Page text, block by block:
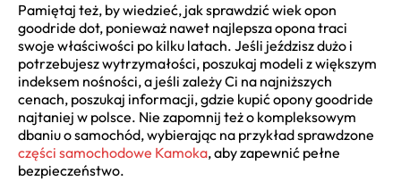
Pamiętaj też, by wiedzieć, jak sprawdzić wiek opon
goodride dot, ponieważ nawet najlepsza opona traci
swoje właściwości po kilku latach. Jeśli jeździsz dużo i
potrzebujesz wytrzymałości, poszukaj modeli z większym
indeksem nośności, a jeśli zależy Ci na najniższych
cenach, poszukaj informacji, gdzie kupić opony goodride
najtaniej w polsce. Nie zapomnij też o kompleksowym
dbaniu o samochód, wybierając na przykład sprawdzone
części samochodowe Kamoka, aby zapewnić pełne
bezpieczeństwo.